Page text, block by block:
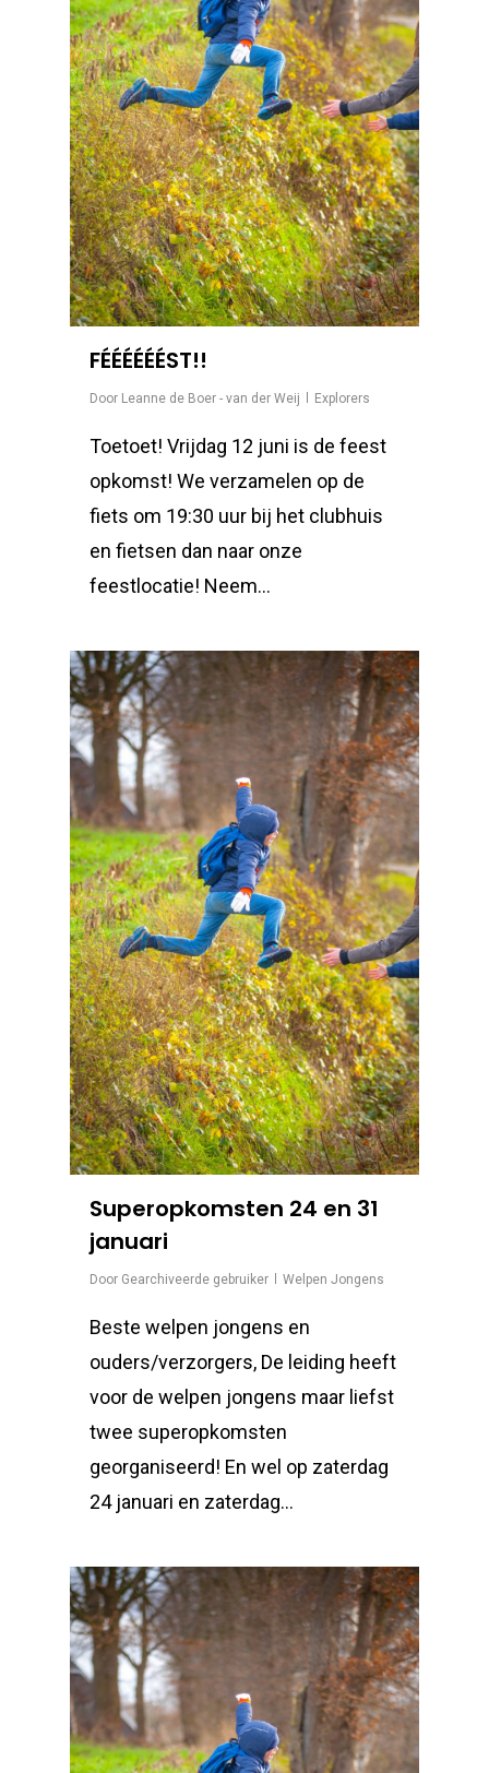
FÉÉÉÉÉÉST!!
Door Leanne de Boer - van der Weij Explorers
Toetoet! Vrijdag 12 juni is de feest
opkomst! We verzamelen op de
fiets om 19:30 uur bij het clubhuis
en fietsen dan naar onze
feestlocatie! Neem…
Superopkomsten 24 en 31
januari
Door Gearchiveerde gebruiker Welpen Jongens
Beste welpen jongens en
ouders/verzorgers, De leiding heeft
voor de welpen jongens maar liefst
twee superopkomsten
georganiseerd! En wel op zaterdag
24 januari en zaterdag…